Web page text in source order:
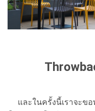
และในครั้งนี้เราจะข